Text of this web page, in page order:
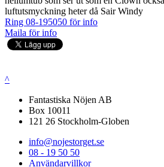
luftutsmyckning heter då Sair Windy
Ring 08-195050 för info
Maila för info
^
Fantastiska Nöjen AB
Box 10011
121 26 Stockholm-Globen
info@nojestorget.se
08 - 19 50 50
Användarvillkor